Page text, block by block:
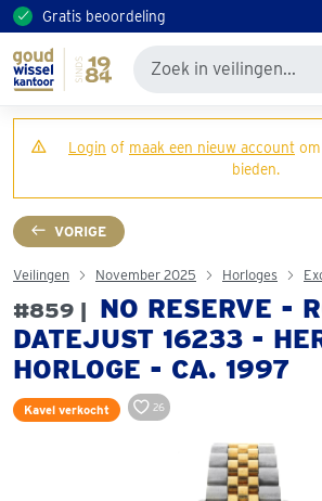
Gratis beoordeling
Login of maak een nieuw account
bieden.
VORIGE
Veilingen November 2025 Horloges
#859 |
NO RESERVE -
DATEJUST 16233 -
HORLOGE - CA. 1997
Kavel verkocht 26